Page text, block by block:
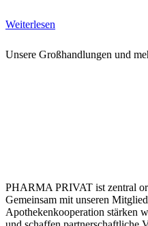
Weiterlesen
Unsere Großhandlungen und
PHARMA PRIVAT ist zentral
Gemeinsam mit unseren
Apothekenkooperation stärken